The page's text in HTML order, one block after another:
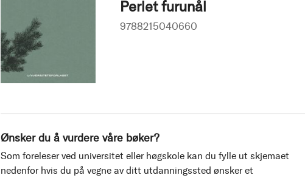
Perlet furunål
9788215040660
Ønsker du å vurdere våre bøker?
Som foreleser ved universitet eller høgskole kan du fylle ut skjemaet
nedenfor hvis du på vegne av ditt utdanningssted ønsker et